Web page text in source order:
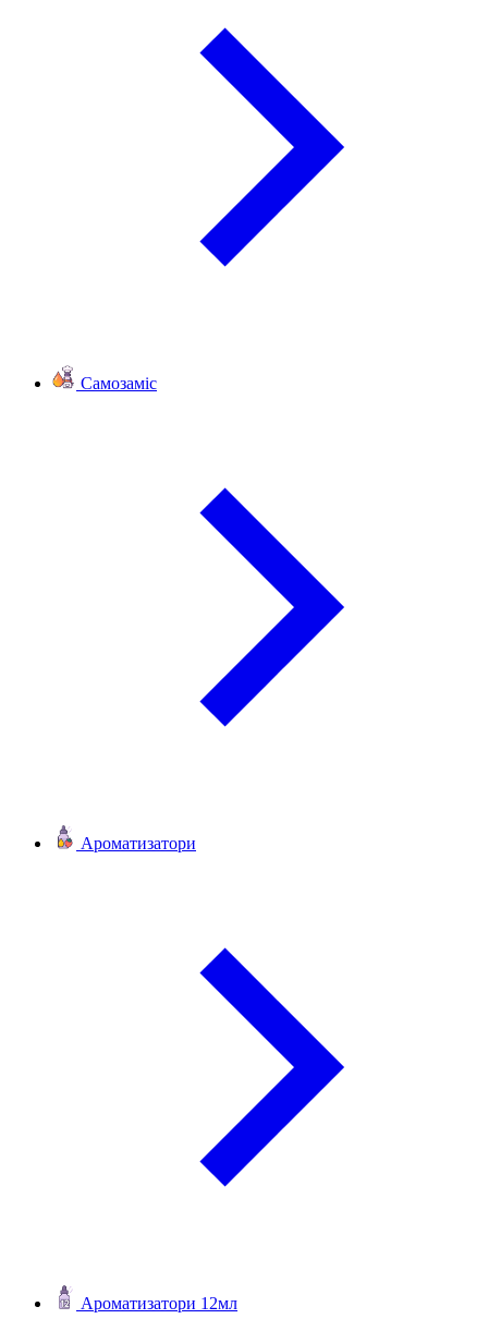
Самозаміс
Ароматизатори
Ароматизатори 12мл